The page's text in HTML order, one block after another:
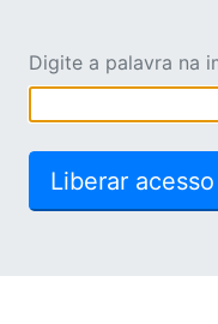
Digite a palavra na